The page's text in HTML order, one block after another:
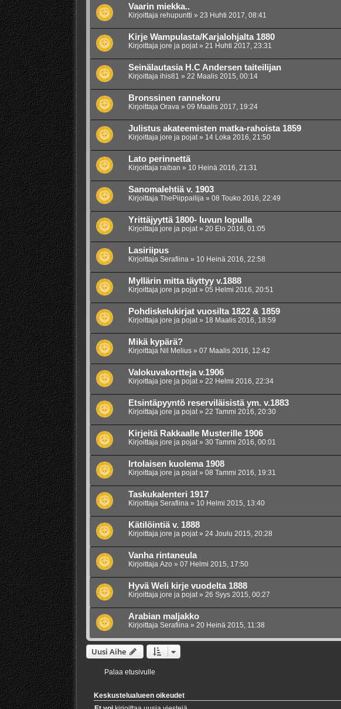
Vaarin miekka..
Kirjoittaja rehupuntti » 23 Huhti 2017, 08:41
Kirje Wampulasta/Karjalohjalta 1880
Kirjoittaja jore ja pojat» 21 Huhti 2017, 23:31
Seinälautasia H.C Andersen taiteilijan
Kirjoittaja ihis81 » 22 Maalis 2015, 00:14
Bronssinen rannekoru
Kirjoittaja Orava» 09 Maalis 2017, 19:24
Julistus akateemisten matka-rahoista 1859
Kirjoittaja jore ja pojat» 14 Loka 2016, 21:50
Lato perinnettä
Kirjoittaja raiban » 10 Heinä 2016, 21:31
Sanomalehtiä v. 1903
Kirjoittaja ThePiippailija» 08 Touko 2016, 22:49
Yrittäjyyttä 1800- luvun lopulla
Kirjoittaja jore ja pojat» 20 Elo 2016, 01:05
Lasiriipus
Kirjoittaja Serafiina» 10 Heinä 2016, 22:58
Myllärin mitta täyttyy v.1888
Kirjoittaja jore ja pojat» 05 Helmi 2016, 20:51
Pohdiskelukirjat vuosilta 1822 & 1859
Kirjoittaja jore ja pojat» 18 Maalis 2016, 18:59
Mikä kypärä?
Kirjoittaja Nil Melius» 07 Maalis 2016, 12:42
Valokuvakortteja v.1906
Kirjoittaja jore ja pojat» 22 Helmi 2016, 22:34
Etsintäpyyntö reserviläisistä ym. v.1883
Kirjoittaja jore ja pojat» 22 Tammi 2016, 20:30
Kirjeitä Rakkaalle Musterille 1906
Kirjoittaja jore ja pojat» 30 Tammi 2016, 00:01
Irtolaisen kuolema 1908
Kirjoittaja jore ja pojat» 08 Tammi 2016, 19:31
Taskukalenteri 1917
Kirjoittaja Serafiina» 10 Helmi 2015, 13:40
Kätilöintiä v. 1888
Kirjoittaja jore ja pojat» 24 Joulu 2015, 20:28
Vanha rintaneula
Kirjoittaja Azo » 07 Helmi 2015, 17:50
Hyvä Weli kirje vuodelta 1888
Kirjoittaja jore ja pojat» 26 Syys 2015, 00:27
Arabian maljakko
Kirjoittaja Serafiina» 20 Heinä 2015, 11:38
Uusi Aihe
Palaa etusivulle
Keskustelualueen oikeudet